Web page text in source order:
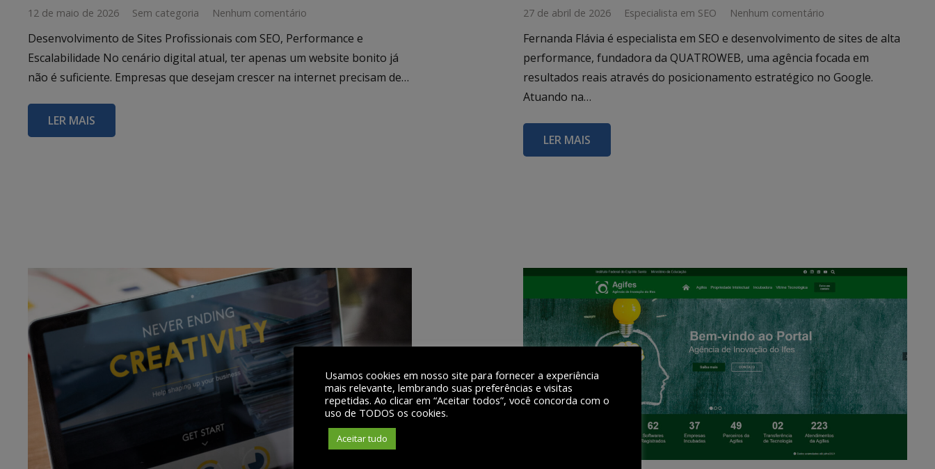
12 de maio de 2026 Sem categoria Nenhum comentário
Desenvolvimento de Sites Profissionais com SEO, Performance e
Escalabilidade No cenário digital atual, ter apenas um website bonito já
não é suficiente. Empresas que desejam crescer na internet precisam de…
LER MAIS
27 de abril de 2026 Especialista em SEO Nenhum comentário
Fernanda Flávia é especialista em SEO e desenvolvimento de sites de alta
performance, fundadora da QUATROWEB, uma agência focada em
resultados reais através do posicionamento estratégico no Google.
Atuando na…
LER MAIS
Usamos cookies em nosso site para fornecer a experiência
mais relevante, lembrando suas preferências e visitas
repetidas. Ao clicar em “Aceitar todos”, você concorda com o
uso de TODOS os cookies.
Aceitar tudo